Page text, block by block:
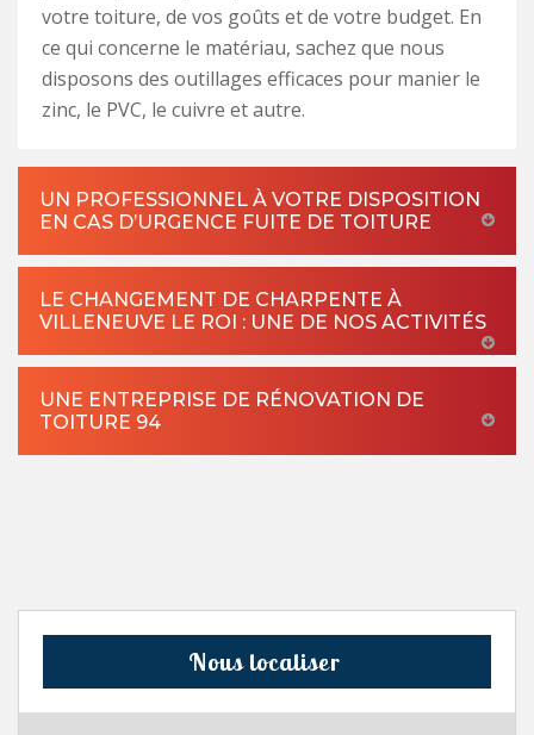
votre toiture, de vos goûts et de votre budget. En
ce qui concerne le matériau, sachez que nous
disposons des outillages efficaces pour manier le
zinc, le PVC, le cuivre et autre.
UN PROFESSIONNEL À VOTRE DISPOSITION
EN CAS D’URGENCE FUITE DE TOITURE
LE CHANGEMENT DE CHARPENTE À
VILLENEUVE LE ROI : UNE DE NOS ACTIVITÉS
UNE ENTREPRISE DE RÉNOVATION DE
TOITURE 94
Nous localiser